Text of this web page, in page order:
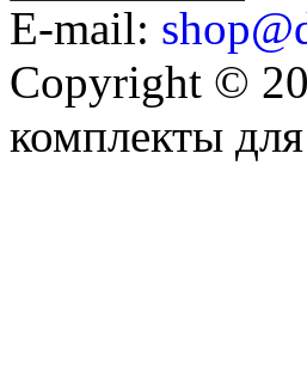
E-mail:
Copyright ©
комплекты